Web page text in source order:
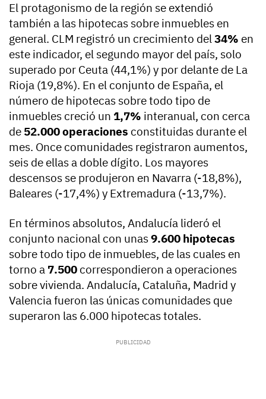
El protagonismo de la región se extendió
también a las hipotecas sobre inmuebles en
general. CLM registró un crecimiento del34% en
este indicador, el segundo mayor del país, solo
superado por Ceuta (44,1%) y por delante de La
Rioja (19,8%). En el conjunto de España, el
número de hipotecas sobre todo tipo de
inmuebles creció un 1,7% interanual, con cerca
de 52.000 operaciones constituidas durante el
mes. Once comunidades registraron aumentos,
seis de ellas a doble dígito. Los mayores
descensos se produjeron en Navarra (-18,8%),
Baleares (-17,4%) y Extremadura (-13,7%).
En términos absolutos, Andalucía lideró el
conjunto nacional con unas9.600 hipotecas
sobre todo tipo de inmuebles, de las cuales en
torno a 7.500 correspondieron a operaciones
sobre vivienda. Andalucía, Cataluña, Madrid y
Valencia fueron las únicas comunidades que
superaron las 6.000 hipotecas totales.